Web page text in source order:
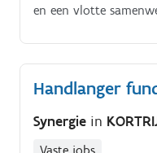
en een vlotte
Handlanger
Synergie in
Vaste jobs